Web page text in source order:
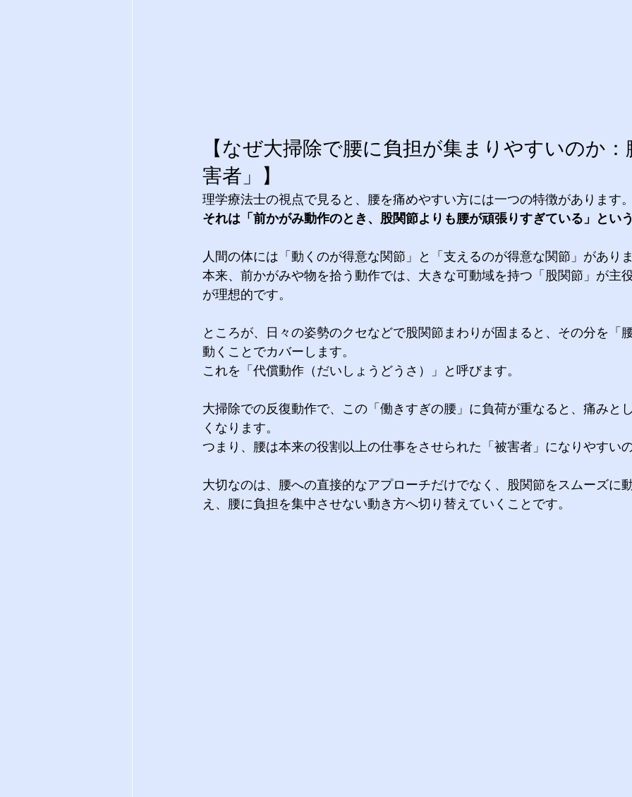
【なぜ大掃除で腰に負担が集まりやすいのか
害者」】
理学療法士の視点で見ると、腰を痛めやすい方には一つの特徴があります
それは「前かがみ動作のとき、股関節よりも腰が頑張りすぎている」とい
人間の体には「動くのが得意な関節」と「支えるのが得意な関節」があり
本来、前かがみや物を拾う動作では、大きな可動域を持つ「股関節」が主
が理想的です。
ところが、日々の姿勢のクセなどで股関節まわりが固まると、その分を「
動くことでカバーします。
これを「代償動作（だいしょうどうさ）」と呼びます。
大掃除での反復動作で、この「働きすぎの腰」に負荷が重なると、痛みと
くなります。
つまり、腰は本来の役割以上の仕事をさせられた「被害者」になりやすい
大切なのは、腰への直接的なアプローチだけでなく、股関節をスムーズに
え、腰に負担を集中させない動き方へ切り替えていくことです。